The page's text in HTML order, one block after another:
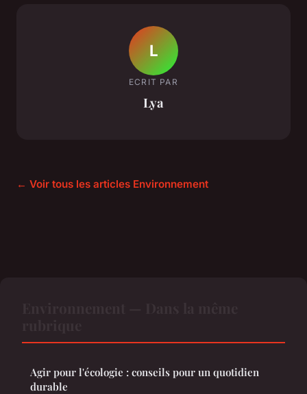
L
ECRIT PAR
Lya
← Voir tous les articles Environnement
Agir pour l'écologie : conseils pour un quotidien
durable